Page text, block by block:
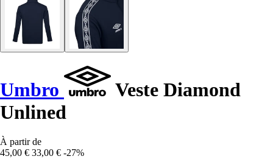
Umbro
Veste Diamond
Unlined
À partir de
45,00 € 33,00 € -27%